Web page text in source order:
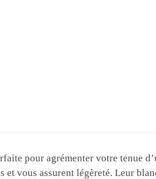
pour agrémenter votre tenue
et vous assurent légèreté. Leur